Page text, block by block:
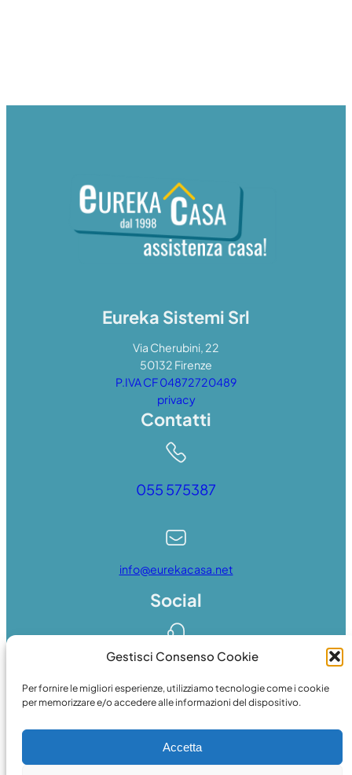
Gestisci Consenso Cookie
Per fornire le migliori esperienze, utilizziamo tecnologie come i cookie
per memorizzare e/o accedere alle informazioni del dispositivo.
Accetta
Eureka Sistemi Srl
Via Cherubini, 22
50132 Firenze
P.IVA CF 04872720489
privacy
Contatti
055 575387
info@eurekacasa.net
Social
Facebook